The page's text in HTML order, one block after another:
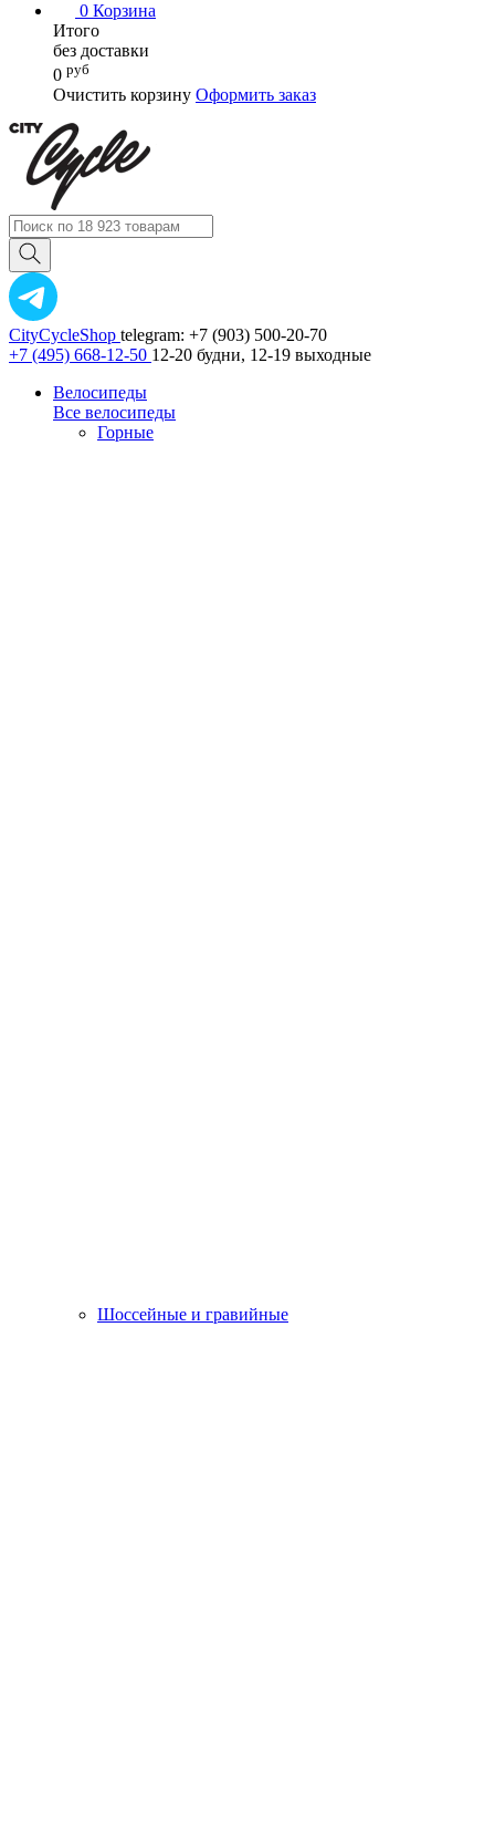
0 Корзина
Итого
без доставки
0 руб
Очистить корзину Оформить заказ
CityCycleShop telegram: +7 (903) 500-20-70
+7 (495) 668-12-50 12-20 будни, 12-19 выходные
Велосипеды
Все велосипеды
Горные
Шоссейные и гравийные